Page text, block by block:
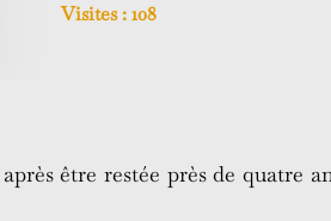
Visites :108
être restée près de quatre